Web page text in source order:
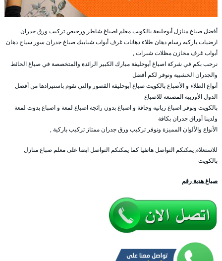
أفضل صباغ منازل أبوحليفة بالكويت معلم اصباغ شاطر ورخيص تركيب ورق جدران
ارضيات باركيه رسام دهان طلاء دهانات غرف أبواب شبابيك صباغ جدران سور سياج دهان
أبواب غرف مخازن مظلات شبرات ,
نرحب بكم في شركة اصباغ أبوحليفة مبارك الكبير الرائدة والمتخصصة في صباغ الحائط
والجدران الخشبية ونوفر لكم أفضل
أنواع الطلاء و الأصباغ بالكويت صباغ أبوحليفة القصور والتي نقوم باستيرادها من أفضل
الدول الأوربية المصنعة للاصباغ
بالكويت ونوفر اصباغ زياتيه وجافة و اصباغ بدون رائجة اصباع لمعة و اصباغ بدوت لمعة
ولدينا أوراق جدران بكافة
الأنواع والألوان المميزة ونوفر تركيب ورق جدران ممتاز تركيب باركية ,
للاستعلام يمكنكم التواصل هاتفيا كما يمكنكم التواصل ايضا على معلم صباغ منازل
بالكويت
صباغ هدية رقم